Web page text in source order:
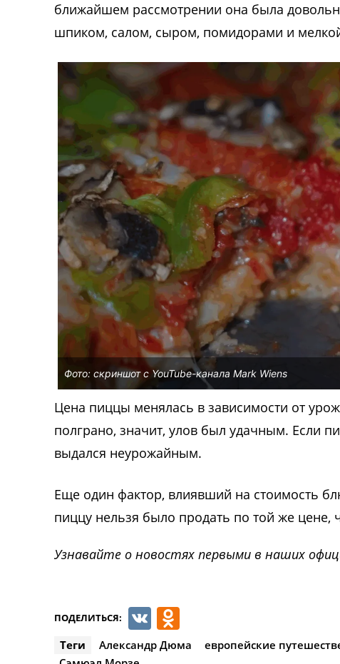
ближайшем рассмотрении она была
шпиком, салом, сыром, помидорами и
Фото: скриншот с YouTube-канала Mark Wiens
Цена пиццы менялась в зависимости от
полграно, значит, улов был удачным. Если
выдался неурожайным.
Еще один фактор, влиявший на стоимость
пиццу нельзя было продать по той же
Узнавайте о новостях первыми в наших
ПОДЕЛИТЬСЯ: VK
Теги Александр Дюма европейские